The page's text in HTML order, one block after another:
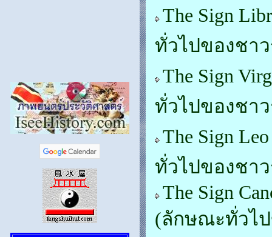
The Sign
ทั่วไปของชา
The Sign
ทั่วไปของชา
The Sign
ทั่วไปของชา
The Sign
(ลักษณะทั่วไ